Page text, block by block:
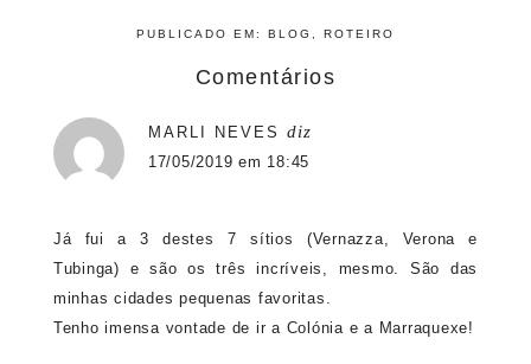
PUBLICADO EM: BLOG , ROTEIRO
Comentários
MARLI NEVES diz
17/05/2019 em 18:45
Já fui a 3 destes 7 sítios (Vernazza, Verona e
Tubinga) e são os três incríveis, mesmo. São das
minhas cidades pequenas favoritas.
Tenho imensa vontade de ir a Colónia e a Marraquexe!